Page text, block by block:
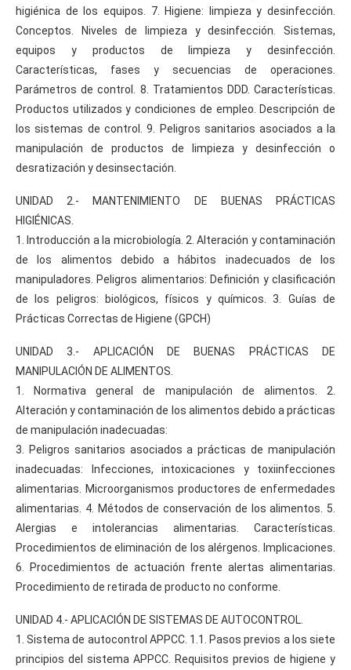
higiénica de los equipos. 7. Higiene: limpieza y desinfección.
Conceptos. Niveles de limpieza y desinfección. Sistemas,
equipos y productos de limpieza y desinfección.
Características, fases y secuencias de operaciones.
Parámetros de control. 8. Tratamientos DDD. Características.
Productos utilizados y condiciones de empleo. Descripción de
los sistemas de control. 9. Peligros sanitarios asociados a la
manipulación de productos de limpieza y desinfección o
desratización y desinsectación.
UNIDAD 2.- MANTENIMIENTO DE BUENAS PRÁCTICAS
HIGIÉNICAS.
1. Introducción a la microbiología. 2. Alteración y contaminación
de los alimentos debido a hábitos inadecuados de los
manipuladores. Peligros alimentarios: Definición y clasificación
de los peligros: biológicos, físicos y químicos. 3. Guías de
Prácticas Correctas de Higiene (GPCH)
UNIDAD 3.- APLICACIÓN DE BUENAS PRÁCTICAS DE
MANIPULACIÓN DE ALIMENTOS.
1. Normativa general de manipulación de alimentos. 2.
Alteración y contaminación de los alimentos debido a prácticas
de manipulación inadecuadas:
3. Peligros sanitarios asociados a prácticas de manipulación
inadecuadas: Infecciones, intoxicaciones y toxiinfecciones
alimentarias. Microorganismos productores de enfermedades
alimentarias. 4. Métodos de conservación de los alimentos. 5.
Alergias e intolerancias alimentarias. Características.
Procedimientos de eliminación de los alérgenos. Implicaciones.
6. Procedimientos de actuación frente alertas alimentarias.
Procedimiento de retirada de producto no conforme.
UNIDAD 4.- APLICACIÓN DE SISTEMAS DE AUTOCONTROL.
1. Sistema de autocontrol APPCC. 1.1. Pasos previos a los siete
principios del sistema APPCC. Requisitos previos de higiene y